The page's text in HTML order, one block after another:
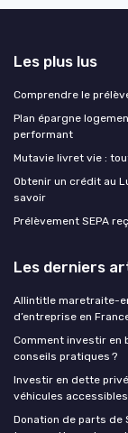
Les plus lus
Comprendre le
Plan épargne
performant
Mutavie livret vie :
Obtenir un crédit au
savoir
Prélèvement SEPA
Les derniers
Allintitle maretraite-
d’entreprise en
Comment investir en
conseils pratiques ?
Investir en dette
véhicules
Donation de parts de